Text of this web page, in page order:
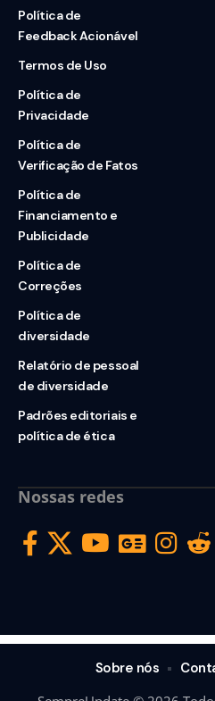
Política de
Feedback Acionável
Termos de Uso
Política de
Privacidade
Política de
Verificação de Fatos
Política de
Financiamento e
Publicidade
Política de
Correções
Política de
diversidade
Relatório de pessoal
de diversidade
Padrões editoriais e
política de ética
Nossas redes
Sobre nós